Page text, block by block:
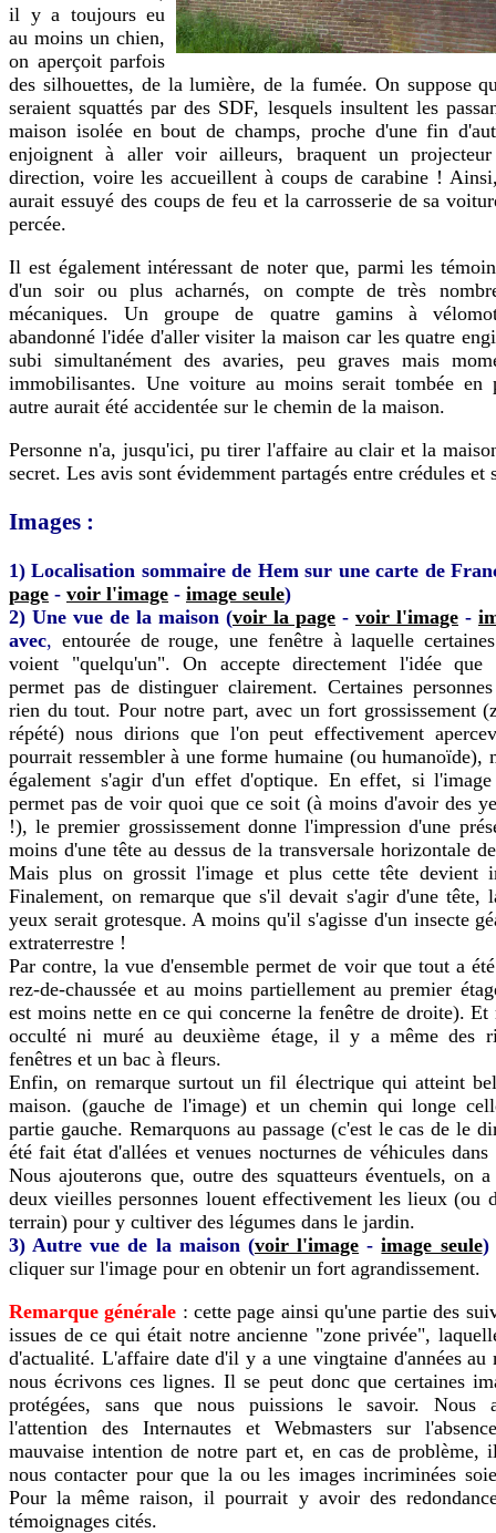
il y a toujours eu
au moins un chien,
on aperçoit parfois
des silhouettes, de la lumière, de la fumée. On suppose
seraient squattés par des SDF, lesquels insultent les
maison isolée en bout de champs, proche d'une fin
enjoignent à aller voir ailleurs, braquent un
direction, voire les accueillent à coups de carabine !
aurait essuyé des coups de feu et la carrosserie de sa
percée.
Il est également intéressant de noter que, parmi les
d'un soir ou plus acharnés, on compte de très
mécaniques. Un groupe de quatre gamins à
abandonné l'idée d'aller visiter la maison car les quatre
subi simultanément des avaries, peu graves mais
immobilisantes. Une voiture au moins serait tombée en
autre aurait été accidentée sur le chemin de la maison.
Personne n'a, jusqu'ici, pu tirer l'affaire au clair et la
secret. Les avis sont évidemment partagés entre crédules et
Images :
1) Localisation sommaire de Hem sur une carte de
page - voir l'image - image seule)
2) Une vue de la maison (voir la page - voir l'image -
avec, entourée de rouge, une fenêtre à laquelle
voient "quelqu'un". On accepte directement l'idée que
permet pas de distinguer clairement. Certaines
rien du tout. Pour notre part, avec un fort grossissement
répété) nous dirions que l'on peut effectivement
pourrait ressembler à une forme humaine (ou humanoïde),
également s'agir d'un effet d'optique. En effet, si
permet pas de voir quoi que ce soit (à moins d'avoir des
!), le premier grossissement donne l'impression d'une
moins d'une tête au dessus de la transversale horizontale
Mais plus on grossit l'image et plus cette tête devient
Finalement, on remarque que s'il devait s'agir d'une tête,
yeux serait grotesque. A moins qu'il s'agisse d'un insecte
extraterrestre !
Par contre, la vue d'ensemble permet de voir que tout a
rez-de-chaussée et au moins partiellement au premier
est moins nette en ce qui concerne la fenêtre de droite). Et
occulté ni muré au deuxième étage, il y a même des
fenêtres et un bac à fleurs.
Enfin, on remarque surtout un fil électrique qui atteint
maison. (gauche de l'image) et un chemin qui longe
partie gauche. Remarquons au passage (c'est le cas de le
été fait état d'allées et venues nocturnes de véhicules
Nous ajouterons que, outre des squatteurs éventuels, on
deux vieilles personnes louent effectivement les lieux (ou
terrain) pour y cultiver des légumes dans le jardin.
3) Autre vue de la maison (voir l'image -image seule)
cliquer sur l'image pour en obtenir un fort agrandissement.
Remarque générale : cette page ainsi qu'une partie des
issues de ce qui était notre ancienne "zone privée",
d'actualité. L'affaire date d'il y a une vingtaine d'années au
nous écrivons ces lignes. Il se peut donc que certaines
protégées, sans que nous puissions le savoir. Nous
l'attention des Internautes et Webmasters sur
mauvaise intention de notre part et, en cas de problème,
nous contacter pour que la ou les images incriminées
Pour la même raison, il pourrait y avoir des
témoignages cités.